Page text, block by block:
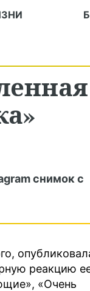
снимок с
реакцию
«Очень